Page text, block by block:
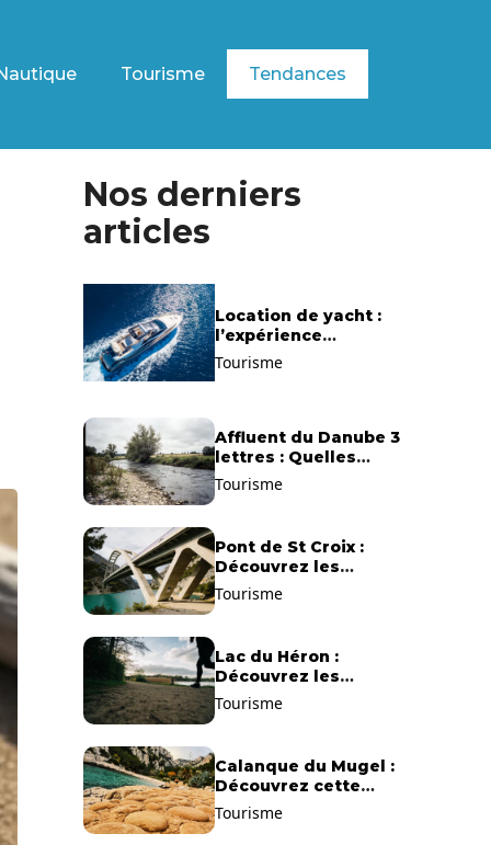
Tourisme Tendances
Nos derniers
articles
Location de yacht :
l’expérience
exclusive pour
découvrir la
Tourisme
Affluent du Danube 3
lettres : Quelles
solutions trouver ?
Tourisme
Pont de St Croix :
Découvrez les
gorges du Verdon !
Tourisme
Lac du Héron :
Découvrez les
meilleurs sentiers de
Tourisme
Calanque du Mugel :
Découvrez cette
plage paradisiaque à
Tourisme